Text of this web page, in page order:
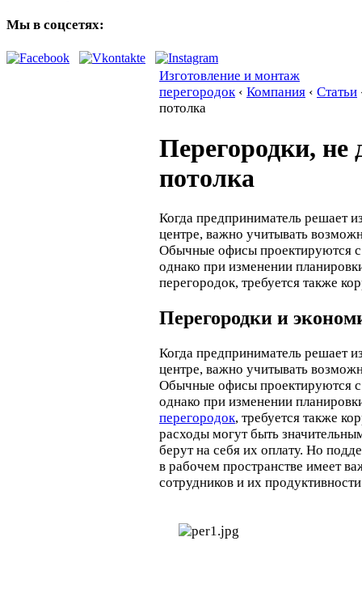
Мы в соцсетях:
Изготовление и монтаж
перегородок ‹ Компания ‹ Статьи
потолка
Перегородки, не
потолка
Когда предприниматель решает
центре, важно учитывать
Обычные офисы проектируются с
однако при изменении
перегородок, требуется также
Перегородки и
Когда предприниматель решает
центре, важно учитывать
Обычные офисы проектируются с
однако при изменении
перегородок, требуется также
расходы могут быть
берут на себя их оплату. Но
в рабочем пространстве имеет
сотрудников и их